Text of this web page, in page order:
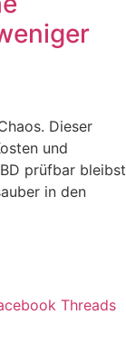
Dieser
und
prüfbar bleibst
in den
Threads